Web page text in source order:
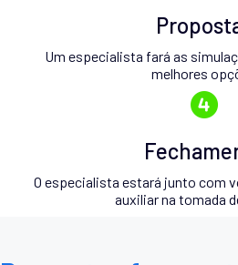
Um especialista fará as
melhores
O especialista estará junto com
auxiliar na tomada